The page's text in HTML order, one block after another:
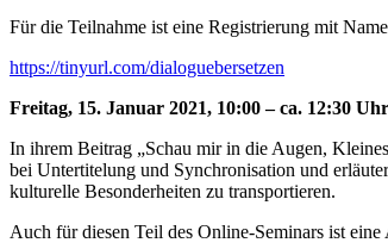
Für die Teilnahme ist eine Registrierung mit
https://tinyurl.com/dialoguebersetzen
Freitag, 15. Januar 2021, 10:00 – ca. 12:30
In ihrem Beitrag „Schau mir in die Augen,
bei Untertitelung und Synchronisation und
kulturelle Besonderheiten zu transportieren.
Auch für diesen Teil des Online-Seminars ist